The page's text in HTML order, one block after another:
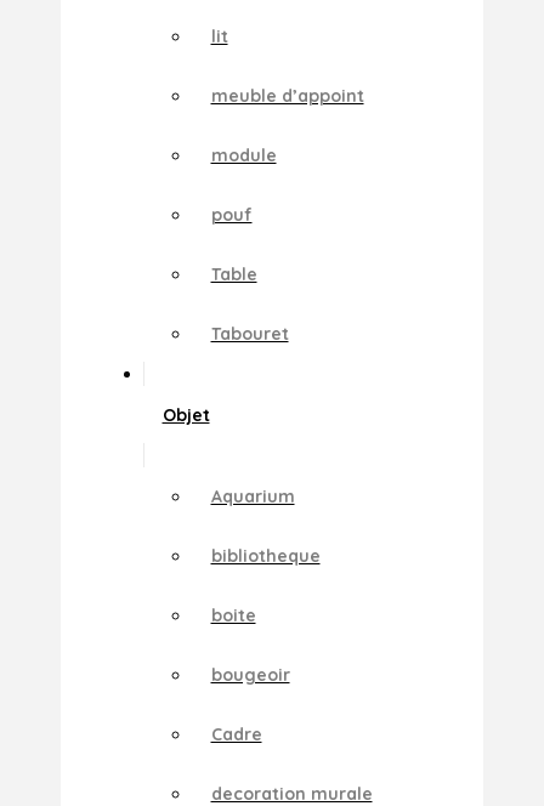
lit
meuble d’appoint
module
pouf
Table
Tabouret
Objet
Aquarium
bibliotheque
boite
bougeoir
Cadre
decoration murale